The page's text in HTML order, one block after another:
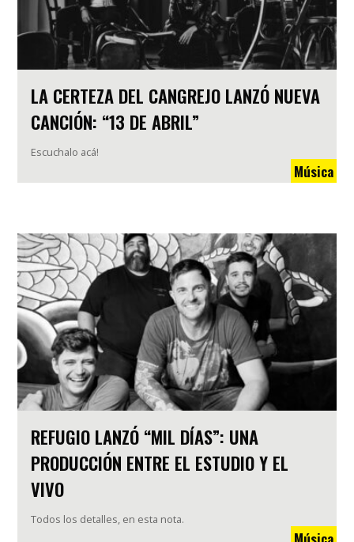
LA CERTEZA DEL CANGREJO LANZÓ NUEVA
CANCIÓN: “13 DE ABRIL”
Escuchalo acá!
Música
REFUGIO LANZÓ “MIL DÍAS”: UNA
PRODUCCIÓN ENTRE EL ESTUDIO Y EL
VIVO
Todos los detalles, en esta nota.